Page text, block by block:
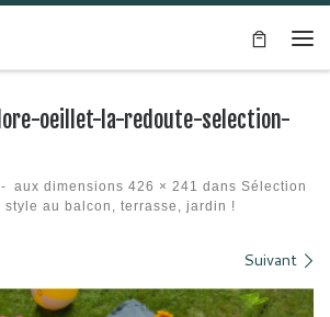
oeillet-la-redoute-selection-
- aux dimensions 426 × 241 dans Sélection
style au balcon, terrasse, jardin !
Suivant